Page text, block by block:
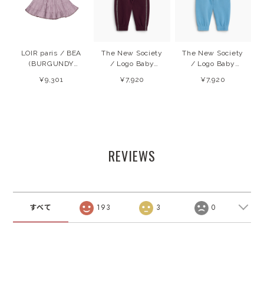
LOIR paris / BEA
(BURGUNDY
¥9,301
The New Society
/ Logo Baby
Winetasting
¥7,920
The New Society
/ Logo Baby
(Cyaneus) 26AW
¥7,920
REVIEWS
すべて 193 3 0